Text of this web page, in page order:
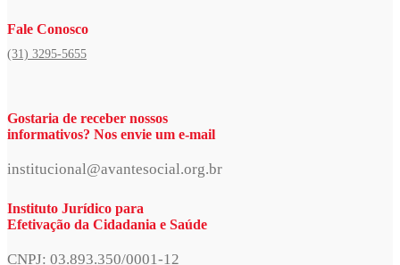
Fale Conosco
(31) 3295-5655
Gostaria de receber nossos
informativos? Nos envie um e-mail
institucional@avantesocial.org.br
Instituto Jurídico para
Efetivação da Cidadania e Saúde
CNPJ: 03.893.350/0001-12